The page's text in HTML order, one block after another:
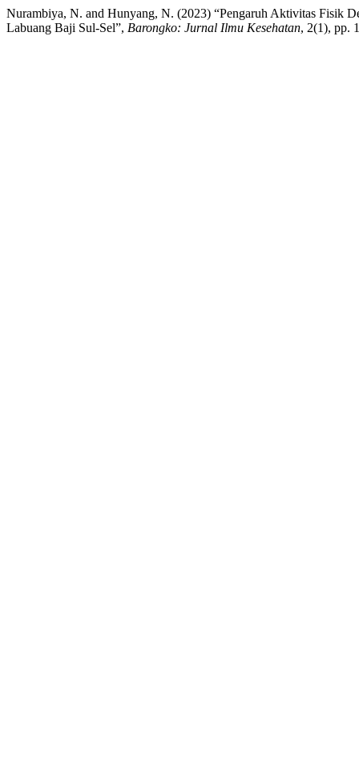
Nurambiya, N. and Hunyang, N. (2023) “Pengaruh Aktivitas Fisik
Labuang Baji Sul-Sel”, Barongko: Jurnal Ilmu Kesehatan, 2(1), pp.